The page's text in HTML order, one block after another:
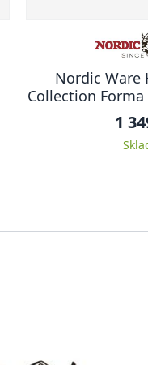
Nordic Ware
Collection Forma
1